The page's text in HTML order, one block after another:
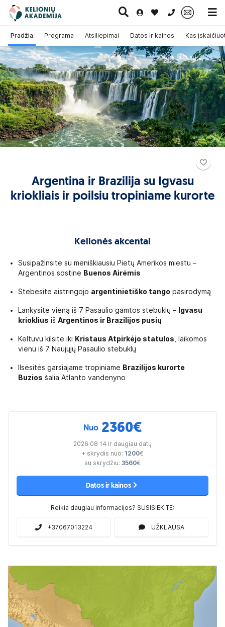
0 700 11007
Paskutinė
minutė
Pažintinės
kelionės
Egzotinės
kelionės
Kruizai
Argentina ir Brazilija su Igvasu
kriokliais ir poilsiu tropiniame kurorte
Pradžia Programa Atsiliepimai Datos ir kainos Kas
Kelionės akcentai
Susipažinsite su meniškiausiu Pietų Amerikos miestu –
Argentinos sostine Buenos Airėmis
Stebėsite aistringojo argentinietiško tango pasirodymą
Lankysite vieną iš 7 Pasaulio gamtos stebuklų – Igvasu
krioklius iš Argentinos ir Brazilijos pusių
Keltuvu kilsite iki Kristaus Atpirkėjo statulos , laikomos
vienu iš 7 Naujųjų Pasaulio stebuklų
Ilsėsitės garsiajame tropiniame Brazilijos kurorte
Buzios šalia Atlanto vandenyno
Nuo 2360€
2026 08 14 ir daugiau datų
+ skrydis nuo: 1200€
su skrydžiu: 3560€
Datos ir kainos
Reikia daugiau informacijos? SUSISIEKITE:
+37067013224 UŽKLAUSA